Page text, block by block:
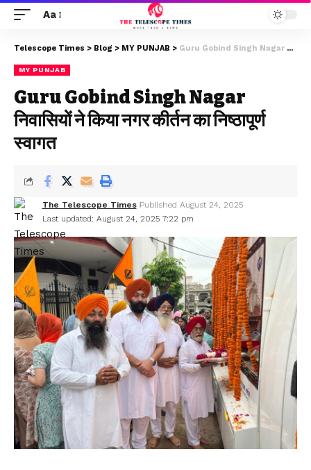
Aa
Telescope Times > Blog > MY PUNJAB > Guru Gobind Singh Nagar निवासियों ने किया नगर कीर्तन का निष्ठापूर्ण स्वागत
MY PUNJAB
Guru Gobind Singh Nagar
निवासियों ने किया नगर कीर्तन का निष्ठापूर्ण
स्वागत
Last updated: August 24, 2025 7:22 pm
The Telescope Times Published August 24, 2025